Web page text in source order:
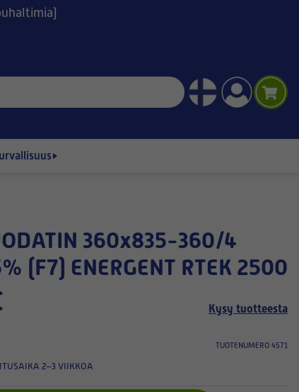
(F7) ENERGENT RTEK 2500
Kysy tuotteesta
TUOTENUMERO 4571
2–3 VIIKKOA